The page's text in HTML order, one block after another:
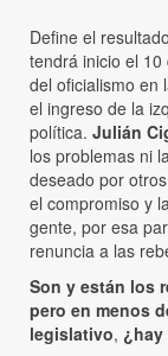
Define el
tendrá inicio el
del oficialismo en
el ingreso de la
política. Julián
los problemas ni
deseado por
el compromiso y
gente, por esa
renuncia a las
Son y están los
pero en menos
legislativo,